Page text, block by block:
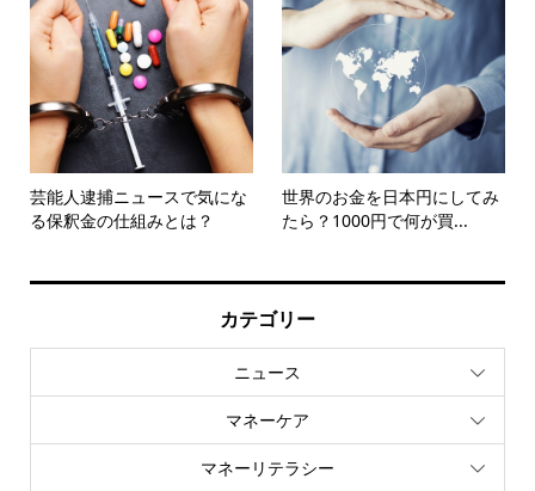
芸能人逮捕ニュースで気にな
る保釈金の仕組みとは？
世界のお金を日本円にしてみ
たら？1000円で何が買...
カテゴリー
ニュース
マネーケア
マネーリテラシー